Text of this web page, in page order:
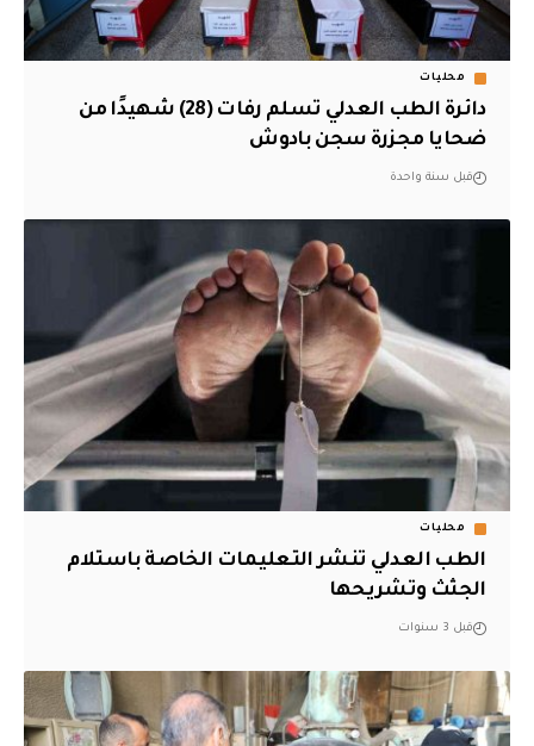
محليات
دائرة الطب العدلي تسلم رفات (28) شهيدًا من
ضحايا مجزرة سجن بادوش
قبل سنة واحدة
محليات
الطب العدلي تنشر التعليمات الخاصة باستلام
الجثث وتشريحها
قبل 3 سنوات